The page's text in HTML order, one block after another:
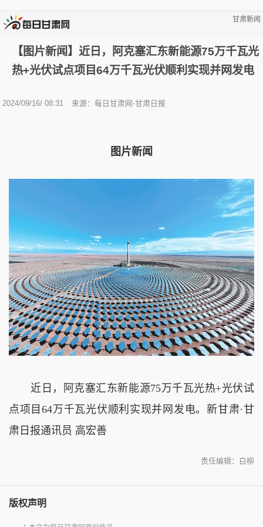
甘肃新闻
【图片新闻】近日，阿克塞汇东新能源75万千瓦光
热+光伏试点项目64万千瓦光伏顺利实现并网发电
2024/09/16/ 08:31 来源：每日甘肃网-甘肃日报
图片新闻
近日，阿克塞汇东新能源75万千瓦光热+光伏试
点项目64万千瓦光伏顺利实现并网发电。新甘肃·甘
肃日报通讯员 高宏善
责任编辑：白柳
版权声明